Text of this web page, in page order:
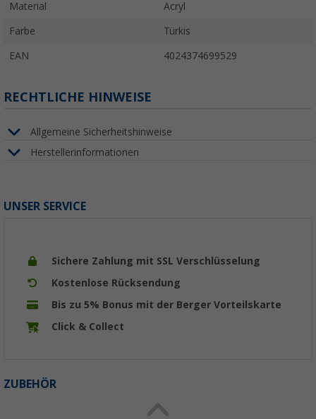
Material Acryl
Farbe Türkis
EAN 4024374699529
RECHTLICHE HINWEISE
Allgemeine Sicherheitshinweise
Herstellerinformationen
UNSER SERVICE
Sichere Zahlung mit SSL Verschlüsselung
Kostenlose Rücksendung
Bis zu 5% Bonus mit der Berger Vorteilskarte
Click & Collect
ZUBEHÖR